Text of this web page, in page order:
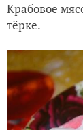
Крабовое
тёрке.